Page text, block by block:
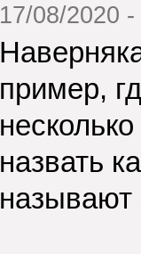
17/08/2020
пример,
назвать